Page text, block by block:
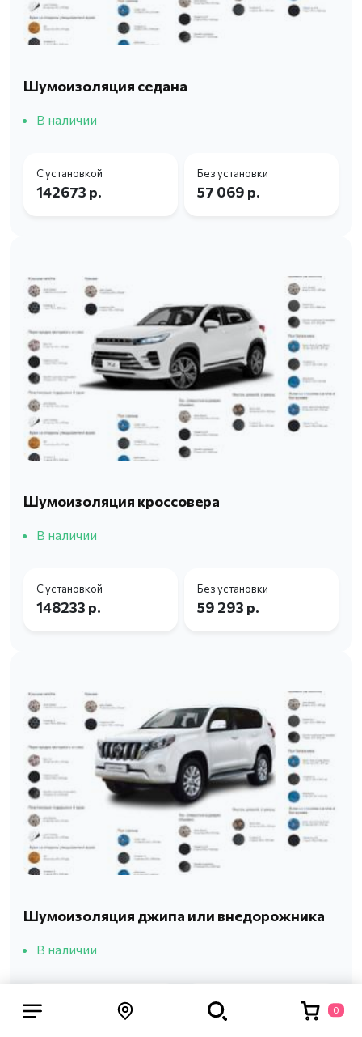
Шумоизоляция седана
В наличии
С установкой
142673 р.
Без установки
57 069 р.
Шумоизоляция кроссовера
В наличии
С установкой
148233 р.
Без установки
59 293 р.
Шумоизоляция джипа или внедорожника
В наличии
С установкой Без установки
66 359 р.
0